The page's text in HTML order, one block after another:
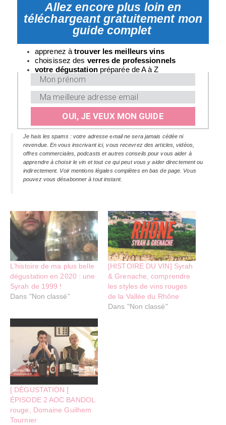
Allez encore plus loin en
téléchargeant gratuitement mon
guide complet
apprenez à trouver les meilleurs vins
choisissez des verres de professionnels
votre dégustation préparée de A à Z
OUI, JE VEUX MON GUIDE
Je hais les spams : votre adresse email ne sera jamais cédée ni
revendue. En vous inscrivant ici, vous recevrez des articles, vidéos,
offres commerciales, podcasts et autres conseils pour vous aider à
apprendre à choisir le vin et tout ce qui peut vous y aider directement ou
indirectement. Voir mentions légales complètes en bas de page. Vous
pouvez vous désabonner à tout instant.
L’histoire de ma plus belle
dégustation en 2020 : une
Syrah de 1999 !
Dans "Non classé"
[HISTOIRE DU VIN] Syrah
& Grenache, comprendre
les styles de vins rouges
de la Vallée du Rhône
Dans "Non classé"
[ DÉGUSTATION ]
ÉPISODE 2 AOC BANDOL
rouge, Domaine Guilhem
Tournier